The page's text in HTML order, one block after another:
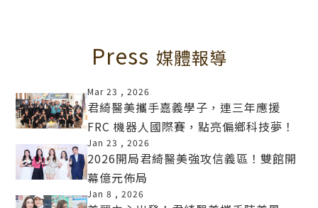
Press 媒體報導
Mar 23 , 2026
君綺醫美攜手嘉義學子，連三年應援
FRC 機器人國際賽，點亮偏鄉科技夢！
MORE
Jan 23 , 2026
2026開局君綺醫美強攻信義區！雙館開
幕億元佈局
MORE
Jan 8 , 2026